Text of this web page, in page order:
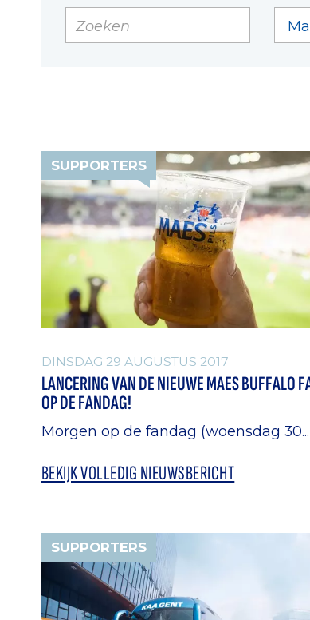
SUPPORTERS
DINSDAG 29 AUGUSTUS 2017
LANCERING VAN DE NIEUWE MAES BUFFALO
OP DE FANDAG!
Morgen op de fandag (woensdag 30...
BEKIJK VOLLEDIG NIEUWSBERICHT
SUPPORTERS